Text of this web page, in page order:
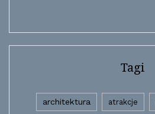
Tagi
architektura atrakcje